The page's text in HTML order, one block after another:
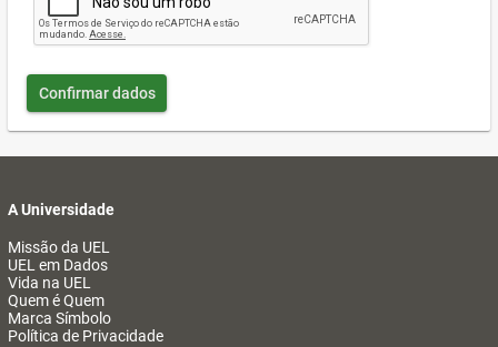
Confirmar dados
A Universidade
Missão da UEL
UEL em Dados
Vida na UEL
Quem é Quem
Marca Símbolo
Política de Privacidade